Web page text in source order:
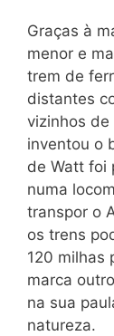
Graças à
menor e
trem de
distantes
vizinhos de
inventou o
de Watt foi
numa
transpor o
os trens
120 milhas
marca
na sua
natureza.